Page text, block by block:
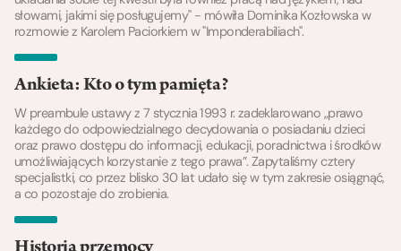
słowami, jakimi się posługujemy" - mówiła Dominika Kozłowska w
rozmowie z Karolem Paciorkiem w "Imponderabiliach".
Ankieta: Kto o tym pamięta?
W preambule ustawy z 7 stycznia 1993 r. zadeklarowano „prawo
każdego do odpowiedzialnego decydowania o posiadaniu dzieci
oraz prawo dostępu do informacji, edukacji, poradnictwa i środków
umożliwiających korzystanie z tego prawa”. Zapytaliśmy cztery
specjalistki, co przez blisko 30 lat udało się w tym zakresie osiągnąć,
a co pozostaje do zrobienia.